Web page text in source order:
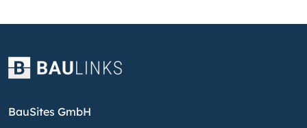
BauSites GmbH